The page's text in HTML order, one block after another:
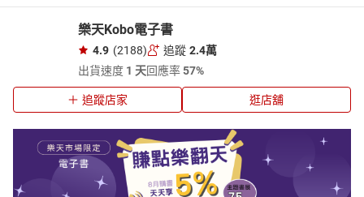
樂天Kobo電子書
4.9 (2188) 追蹤 2.4萬
出貨速度 1 天回應率57%
追蹤店家 逛店舖